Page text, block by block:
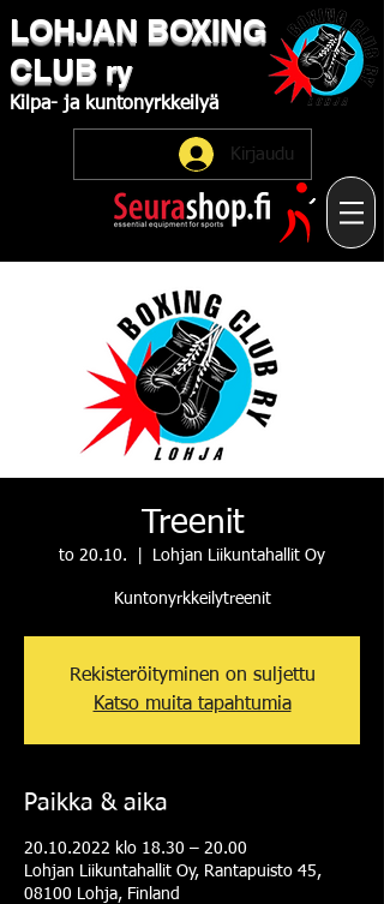
LOHJAN ​BOXING
CLUB ry
Kilpa- ja kuntonyrkkeilyä
Kirjaudu
Treenit
to 20.10. Lohjan Liikuntahallit Oy
Kuntonyrkkeilytreenit
Rekisteröityminen on suljettu
Katso muita tapahtumia
Paikka & aika
20.10.2022 klo 18.30 – 20.00
Lohjan Liikuntahallit Oy, Rantapuisto 45,
08100 Lohja, Finland